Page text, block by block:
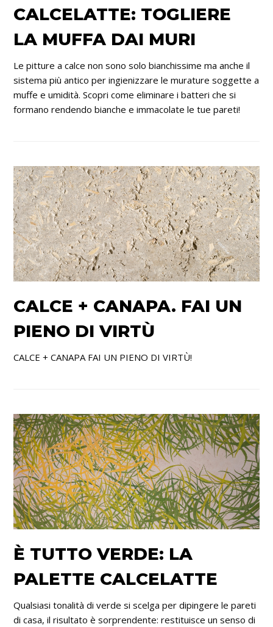
CALCELATTE: TOGLIERE
LA MUFFA DAI MURI
Le pitture a calce non sono solo bianchissime ma anche il
sistema più antico per ingienizzare le murature soggette a
muffe e umidità. Scopri come eliminare i batteri che si
formano rendendo bianche e immacolate le tue pareti!
CALCE + CANAPA. FAI UN
PIENO DI VIRTÙ
CALCE + CANAPA FAI UN PIENO DI VIRTÙ!
È TUTTO VERDE: LA
PALETTE CALCELATTE
Qualsiasi tonalità di verde si scelga per dipingere le pareti
di casa, il risultato è sorprendente: restituisce un senso di